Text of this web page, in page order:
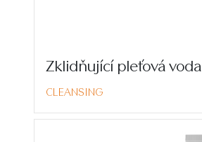
Zklidňující pleťová voda
CLEANSING